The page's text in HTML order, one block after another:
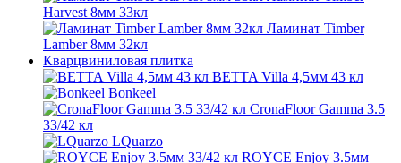
Harvest 8мм 33кл
Ламинат Timber
Lamber 8мм 32кл
Кварцвиниловая плитка
BETTA Villa 4,5мм 43 кл
Bonkeel
CronaFloor Gamma 3.5
33/42 кл
LQuarzo
ROYCE Еnjoy 3.5мм